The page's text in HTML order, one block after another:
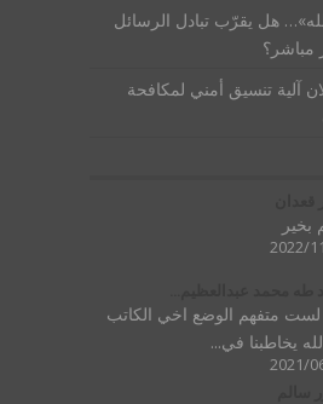
هل يقرّب تبادل الرسائل
مباشر؟
آلية تنسيق أمني لمكافحة
بخير
2022/
لست متفهم الوضع اخي الكاتب
يخاطبنا في...
2021/